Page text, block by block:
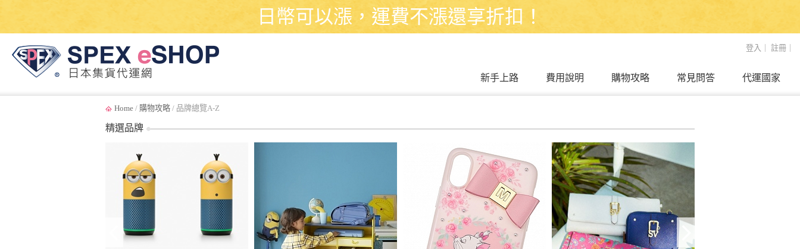
日幣可以漲，運費不漲還享折扣！
登入 註冊
代運國家
常見問答
購物攻略
費用說明
新手上路
Home / 購物攻略 / 品牌總覽A-Z
精選品牌